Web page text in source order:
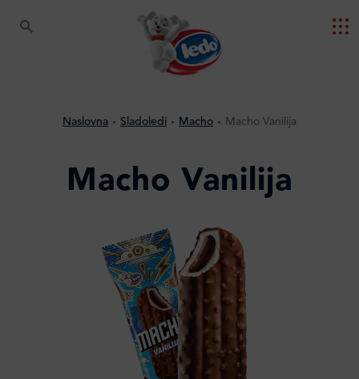
Naslovna Sladoledi Macho Macho Vanilija
Macho Vanilija